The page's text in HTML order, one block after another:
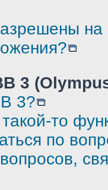
3
3?
то
по